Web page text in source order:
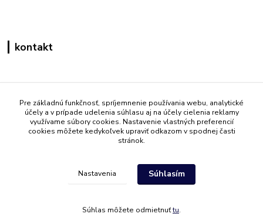
kontakt
+421 908 861 051
(Po - Pia 7:30-15:30)
info@mati.sk
Pre základnú funkčnosť, spríjemnenie používania webu, analytické
účely a v prípade udelenia súhlasu aj na účely cielenia reklamy
využívame súbory cookies. Nastavenie vlastných preferencií
cookies môžete kedykoľvek upraviť odkazom v spodnej časti
stránok.
Nastavenia Súhlasím
Súhlas môžete odmietnuťtu.